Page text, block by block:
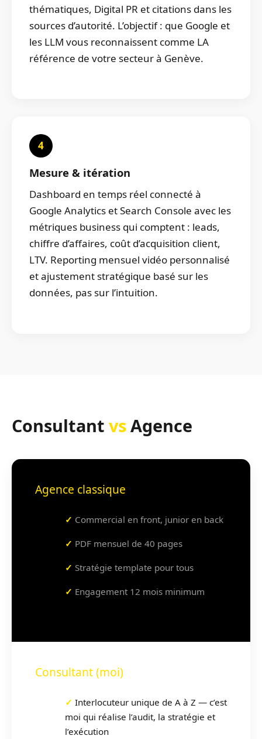
thématiques, Digital PR et citations dans les
sources d’autorité. L’objectif : que Google et
les LLM vous reconnaissent comme LA
référence de votre secteur à Genève.
4
Mesure & itération
Dashboard en temps réel connecté à
Google Analytics et Search Console avec les
métriques business qui comptent : leads,
chiffre d’affaires, coût d’acquisition client,
LTV. Reporting mensuel vidéo personnalisé
et ajustement stratégique basé sur les
données, pas sur l’intuition.
Consultant vsAgence
Agence classique
Commercial en front, junior en back
PDF mensuel de 40 pages
Stratégie template pour tous
Engagement 12 mois minimum
Consultant (moi)
Interlocuteur unique de A à Z — c’est
moi qui réalise l’audit, la stratégie et
l’exécution